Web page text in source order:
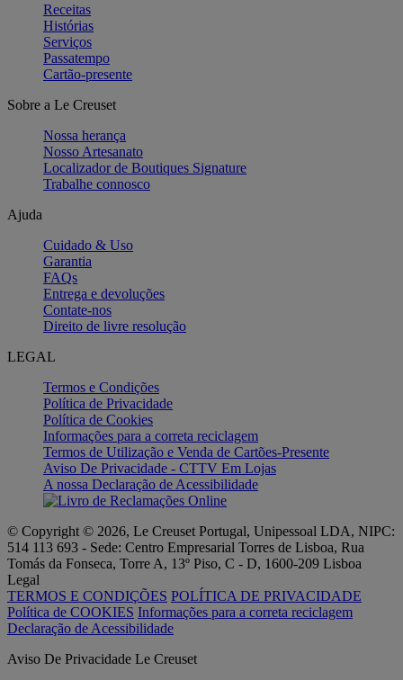
Receitas
Histórias
Serviços
Passatempo
Cartão-presente
Sobre a Le Creuset
Nossa herança
Nosso Artesanato
Localizador de Boutiques Signature
Trabalhe connosco
Ajuda
Cuidado & Uso
Garantia
FAQs
Entrega e devoluções
Contate-nos
Direito de livre resolução
LEGAL
Termos e Condições
Política de Privacidade
Política de Cookies
Informações para a correta reciclagem
Termos de Utilização e Venda de Cartões-Presente
Aviso De Privacidade - CTTV Em Lojas
A nossa Declaração de Acessibilidade
© Copyright © 2026, Le Creuset Portugal, Unipessoal LDA, NIPC:
514 113 693 - Sede: Centro Empresarial Torres de Lisboa, Rua
Tomás da Fonseca, Torre A, 13º Piso, C - D, 1600-209 Lisboa
Legal
TERMOS E CONDIÇÕES POLÍTICA DE PRIVACIDADE
Política de COOKIES Informações para a correta reciclagem
Declaração de Acessibilidade
Aviso De Privacidade Le Creuset